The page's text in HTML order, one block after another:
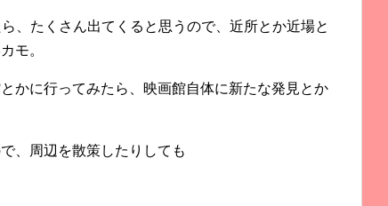
、たくさん出てくると思うので、近所とか近場と
モ。
かに行ってみたら、映画館自体に新たな発見とか
、周辺を散策したりしても